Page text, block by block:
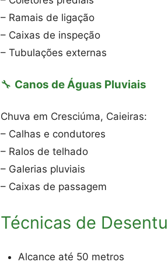
– Ramais de ligação
– Caixas de inspeção
– Tubulações externas
🔧 Canos de Águas Pluviais
Chuva em Cresciúma, Caieiras:
– Calhas e condutores
– Ralos de telhado
– Galerias pluviais
– Caixas de passagem
Técnicas de
Alcance até 50 metros